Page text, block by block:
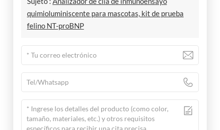
quimioluminiscente para mascotas, kit de prueba
felino NT-proBNP